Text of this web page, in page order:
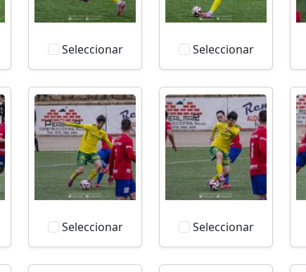
Seleccionar Seleccionar
Seleccionar Seleccionar